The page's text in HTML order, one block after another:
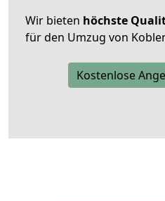
Wir bieten höchste
für den Umzug von
Kostenlose